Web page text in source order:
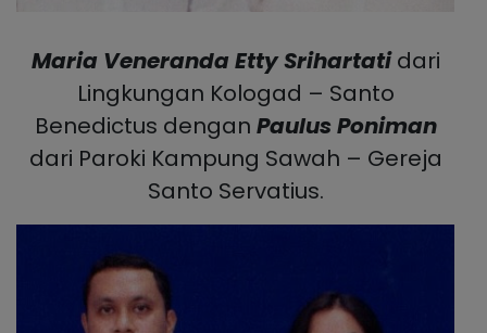
Maria Veneranda Etty Srihartatidari
Lingkungan Kologad – Santo
Benedictus dengan Paulus Poniman
dari Paroki Kampung Sawah – Gereja
Santo Servatius.